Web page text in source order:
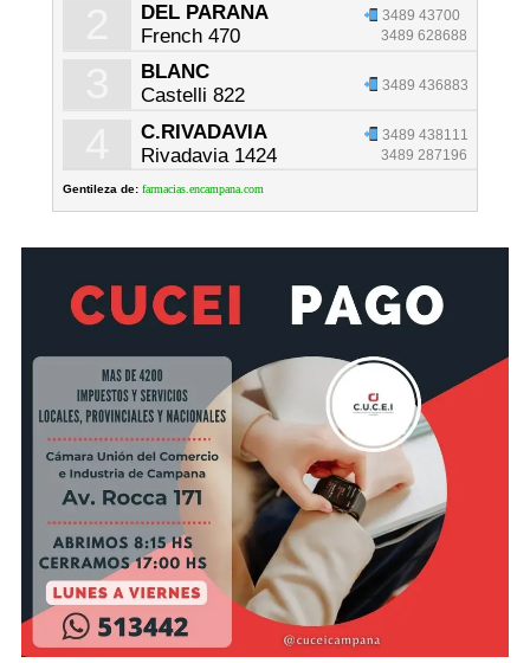
DEL PARANA
French 470
3489 43700
3489 628688
BLANC
Castelli 822
3489 436883
C.RIVADAVIA
Rivadavia 1424
3489 438111
3489 287196
Gentileza de: farmacias.encampana.com